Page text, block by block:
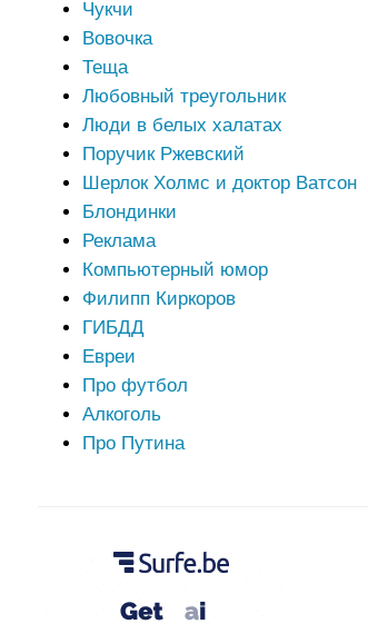
Чукчи
Вовочка
Теща
Любовный треугольник
Люди в белых халатах
Поручик Ржевский
Шерлок Холмс и доктор Ватсон
Блондинки
Реклама
Компьютерный юмор
Филипп Киркоров
ГИБДД
Евреи
Про футбол
Алкоголь
Про Путина